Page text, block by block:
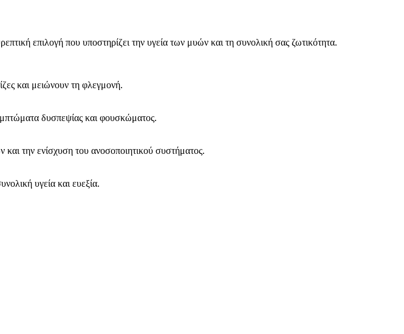
επιλογή που υποστηρίζει την υγεία των μυών και τη συνολική σας ζωτικότητα.
και μειώνουν τη φλεγμονή.
δυσπεψίας και φουσκώματος.
την ενίσχυση του ανοσοποιητικού συστήματος.
υγεία και ευεξία.